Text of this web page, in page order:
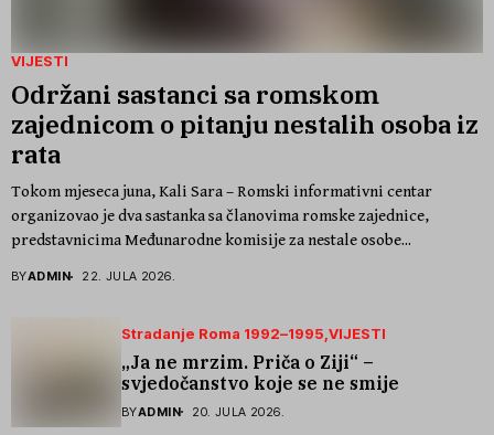
VIJESTI
Održani sastanci sa romskom
zajednicom o pitanju nestalih osoba iz
rata
Tokom mjeseca juna, Kali Sara – Romski informativni centar
organizovao je dva sastanka sa članovima romske zajednice,
predstavnicima Međunarodne komisije za nestale osobe...
BYADMIN 22. JULA 2026.
Stradanje Roma 1992–1995 VIJESTI
„Ja ne mrzim. Priča o Ziji“ –
svjedočanstvo koje se ne smije
zaboraviti
BYADMIN 20. JULA 2026.